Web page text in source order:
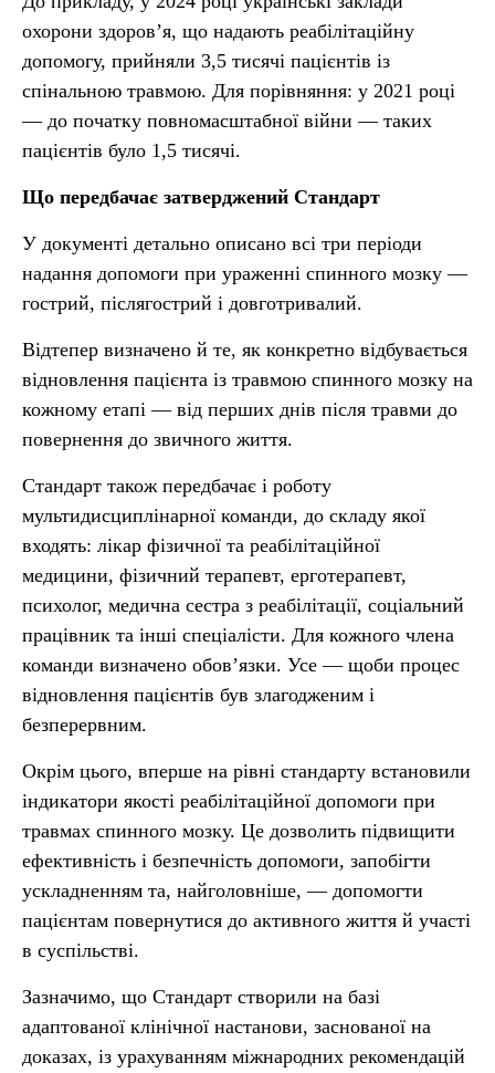
охорони здоров’я, що надають реабілітаційну
допомогу, прийняли 3,5 тисячі пацієнтів із
спінальною травмою. Для порівняння: у 2021 році
— до початку повномасштабної війни — таких
пацієнтів було 1,5 тисячі.
Що передбачає затверджений Стандарт
У документі детально описано всі три періоди
надання допомоги при ураженні спинного мозку —
гострий, післягострий і довготривалий.
Відтепер визначено й те, як конкретно відбувається
відновлення пацієнта із травмою спинного мозку на
кожному етапі — від перших днів після травми до
повернення до звичного життя.
Стандарт також передбачає і роботу
мультидисциплінарної команди, до складу якої
входять: лікар фізичної та реабілітаційної
медицини, фізичний терапевт, ерготерапевт,
психолог, медична сестра з реабілітації, соціальний
працівник та інші спеціалісти. Для кожного члена
команди визначено обов’язки. Усе — щоби процес
відновлення пацієнтів був злагодженим і
безперервним.
Окрім цього, вперше на рівні стандарту встановили
індикатори якості реабілітаційної допомоги при
травмах спинного мозку. Це дозволить підвищити
ефективність і безпечність допомоги, запобігти
ускладненням та, найголовніше, — допомогти
пацієнтам повернутися до активного життя й участі
в суспільстві.
Зазначимо, що Стандарт створили на базі
адаптованої клінічної настанови, заснованої на
доказах, із урахуванням міжнародних рекомендацій